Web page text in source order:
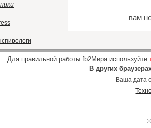
вам
Для правильной работы fb2Мира используйте
В других
Ваша дата